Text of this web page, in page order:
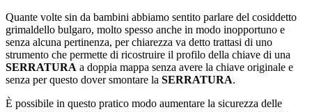
Quante volte sin da bambini abbiamo sentito parlare del cosiddetto
grimaldello bulgaro, molto spesso anche in modo inopportuno e
senza alcuna pertinenza, per chiarezza va detto trattasi di uno
strumento che permette di ricostruire il profilo della chiave di una
SERRATURA a doppia mappa senza avere la chiave originale e
senza per questo dover smontare la SERRATURA.
È possibile in questo pratico modo aumentare la sicurezza delle